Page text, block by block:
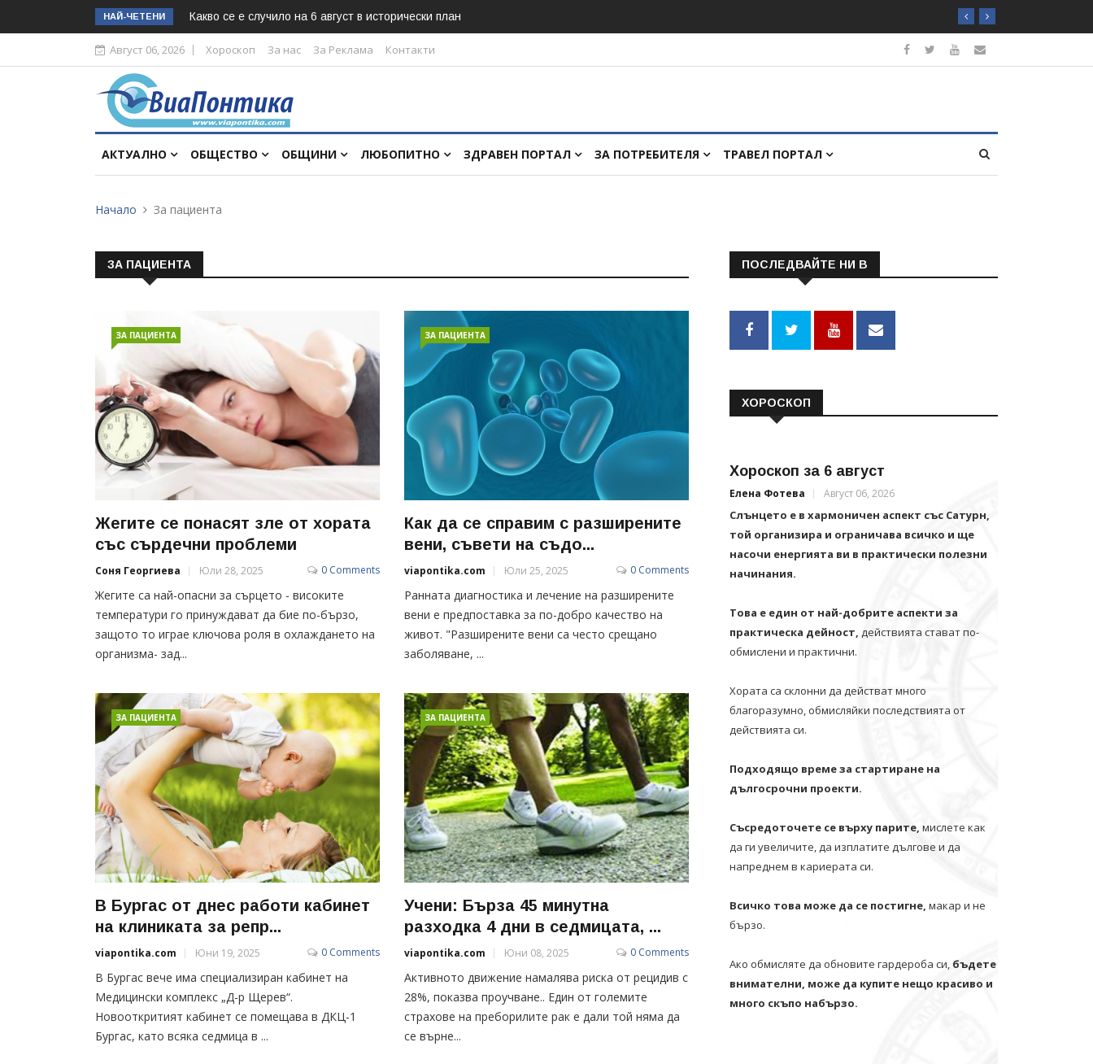
НАЙ-ЧЕТЕНИ Какво се е случило на 6 август в исторически план
Август 06, 2026 Хороскоп За нас За Реклама Контакти
АКТУАЛНО ОБЩЕСТВО ОБЩИНИ ЛЮБОПИТНО ЗДРАВЕН ПОРТАЛ ЗА ПОТРЕБИТЕЛЯ ТРАВЕЛ ПОРТАЛ
Начало За пациента
ЗА ПАЦИЕНТА
ЗА ПАЦИЕНТА
Жегите се понасят зле от хората
със сърдечни проблеми
Соня Георгиева Юли 28, 2025 0 Comments
Жегите са най-опасни за сърцето - високите
температури го принуждават да бие по-бързо,
защото то играе ключова роля в охлаждането на
организма- зад...
ЗА ПАЦИЕНТА
Как да се справим с разширените
вени, съвети на съдо...
viapontika.com Юли 25, 2025 0 Comments
Ранната диагностика и лечение на разширените
вени е предпоставка за по-добро качество на
живот. "Разширените вени са често срещано
заболяване, ...
ЗА ПАЦИЕНТА
В Бургас от днес работи кабинет
на клиниката за репр...
viapontika.com Юни 19, 2025 0 Comments
В Бургас вече има специализиран кабинет на
Медицински комплекс „Д-р Щерев“.
Новооткритият кабинет се помещава в ДКЦ-1
Бургас, като всяка седмица в ...
ЗА ПАЦИЕНТА
Учени: Бърза 45 минутна
разходка 4 дни в седмицата, ...
viapontika.com Юни 08, 2025 0 Comments
Активното движение намалява риска от рецидив с
28%, показва проучване.. Един от големите
страхове на преборилите рак е дали той няма да
се върне...
ПОСЛЕДВАЙТЕ НИ В
ХОРОСКОП
Хороскоп за 6 август
Елена Фотева Август 06, 2026
Слънцето е в хармоничен аспект със Сатурн,
той организира и ограничава всичко и щe
насочи енергията ви в практически полезни
начинания.
Това е един от най-добрите аспекти за
практическа дейност, действията стават по-
обмислени и практични.
Хората са склонни да действат много
благоразумно, обмисляйки последствията от
действията си.
Подходящо време за стартиране на
дългосрочни проекти.
Съсредоточете се върху парите, мислете как
да ги увеличите, да изплатите дългове и да
напреднем в кариерата си.
Всичко това може да се постигне, макар и не
бързо.
Ако обмисляте да обновите гардероба си, бъдете
внимателни, може да купите нещо красиво и
много скъпо набързо.